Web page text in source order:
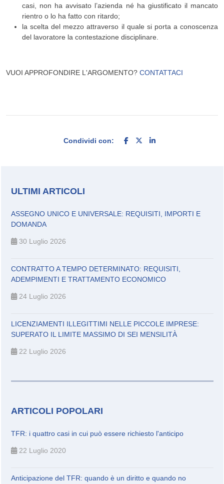
casi, non ha avvisato l’azienda né ha giustificato il mancato
rientro o lo ha fatto con ritardo;
la scelta del mezzo attraverso il quale si porta a conoscenza
del lavoratore la contestazione disciplinare.
VUOI APPROFONDIRE L'ARGOMENTO? CONTATTACI
Condividi con:
ULTIMI ARTICOLI
ASSEGNO UNICO E UNIVERSALE: REQUISITI, IMPORTI E
DOMANDA
30 Luglio 2026
CONTRATTO A TEMPO DETERMINATO: REQUISITI,
ADEMPIMENTI E TRATTAMENTO ECONOMICO
24 Luglio 2026
LICENZIAMENTI ILLEGITTIMI NELLE PICCOLE IMPRESE:
SUPERATO IL LIMITE MASSIMO DI SEI MENSILITÀ
22 Luglio 2026
ARTICOLI POPOLARI
TFR: i quattro casi in cui può essere richiesto l'anticipo
22 Luglio 2020
Anticipazione del TFR: quando è un diritto e quando no